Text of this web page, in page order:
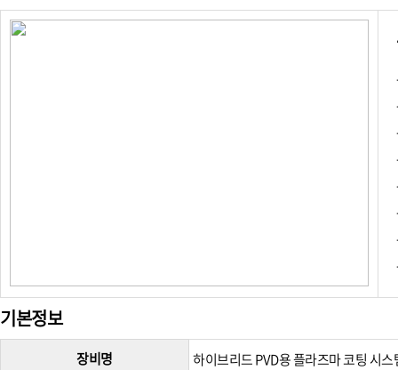
기본정보
장비명
하이브리드 PVD용 플라즈마 코팅 시스